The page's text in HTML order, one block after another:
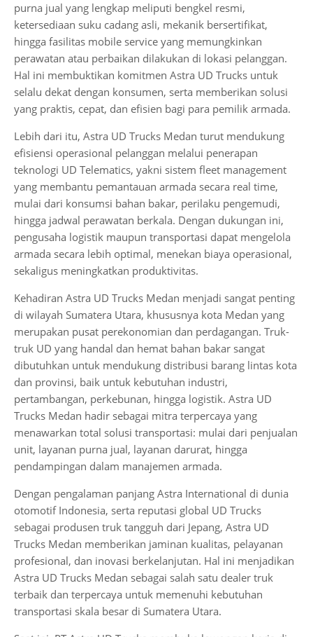
purna jual yang lengkap meliputi bengkel resmi,
ketersediaan suku cadang asli, mekanik bersertifikat,
hingga fasilitas mobile service yang memungkinkan
perawatan atau perbaikan dilakukan di lokasi pelanggan.
Hal ini membuktikan komitmen Astra UD Trucks untuk
selalu dekat dengan konsumen, serta memberikan solusi
yang praktis, cepat, dan efisien bagi para pemilik armada.
Lebih dari itu, Astra UD Trucks Medan turut mendukung
efisiensi operasional pelanggan melalui penerapan
teknologi UD Telematics, yakni sistem fleet management
yang membantu pemantauan armada secara real time,
mulai dari konsumsi bahan bakar, perilaku pengemudi,
hingga jadwal perawatan berkala. Dengan dukungan ini,
pengusaha logistik maupun transportasi dapat mengelola
armada secara lebih optimal, menekan biaya operasional,
sekaligus meningkatkan produktivitas.
Kehadiran Astra UD Trucks Medan menjadi sangat penting
di wilayah Sumatera Utara, khususnya kota Medan yang
merupakan pusat perekonomian dan perdagangan. Truk-
truk UD yang handal dan hemat bahan bakar sangat
dibutuhkan untuk mendukung distribusi barang lintas kota
dan provinsi, baik untuk kebutuhan industri,
pertambangan, perkebunan, hingga logistik. Astra UD
Trucks Medan hadir sebagai mitra terpercaya yang
menawarkan total solusi transportasi: mulai dari penjualan
unit, layanan purna jual, layanan darurat, hingga
pendampingan dalam manajemen armada.
Dengan pengalaman panjang Astra International di dunia
otomotif Indonesia, serta reputasi global UD Trucks
sebagai produsen truk tangguh dari Jepang, Astra UD
Trucks Medan memberikan jaminan kualitas, pelayanan
profesional, dan inovasi berkelanjutan. Hal ini menjadikan
Astra UD Trucks Medan sebagai salah satu dealer truk
terbaik dan terpercaya untuk memenuhi kebutuhan
transportasi skala besar di Sumatera Utara.